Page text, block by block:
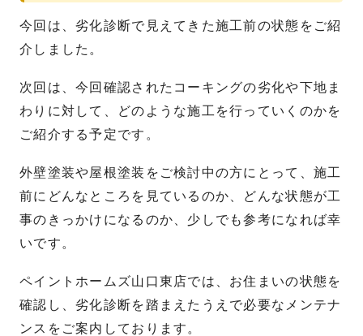
今回は、劣化診断で見えてきた施工前の状態をご紹
介しました。
次回は、今回確認されたコーキングの劣化や下地ま
わりに対して、どのような施工を行っていくのかを
ご紹介する予定です。
外壁塗装や屋根塗装をご検討中の方にとって、施工
前にどんなところを見ているのか、どんな状態が工
事のきっかけになるのか、少しでも参考になれば幸
いです。
ペイントホームズ山口東店では、お住まいの状態を
確認し、劣化診断を踏まえたうえで必要なメンテナ
ンスをご案内しております。